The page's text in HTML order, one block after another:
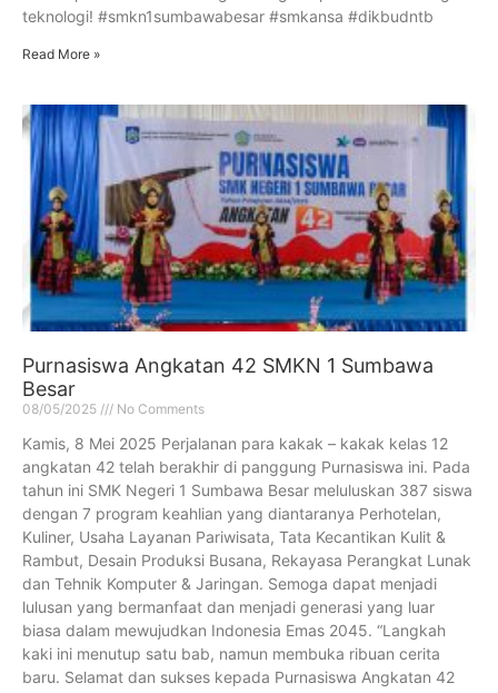
teknologi! #smkn1sumbawabesar #smkansa #dikbudntb
Read More »
Purnasiswa Angkatan 42 SMKN 1 Sumbawa
Besar
08/05/2025 No Comments
Kamis, 8 Mei 2025 Perjalanan para kakak – kakak kelas 12
angkatan 42 telah berakhir di panggung Purnasiswa ini. Pada
tahun ini SMK Negeri 1 Sumbawa Besar meluluskan 387 siswa
dengan 7 program keahlian yang diantaranya Perhotelan,
Kuliner, Usaha Layanan Pariwisata, Tata Kecantikan Kulit &
Rambut, Desain Produksi Busana, Rekayasa Perangkat Lunak
dan Tehnik Komputer & Jaringan. Semoga dapat menjadi
lulusan yang bermanfaat dan menjadi generasi yang luar
biasa dalam mewujudkan Indonesia Emas 2045. “Langkah
kaki ini menutup satu bab, namun membuka ribuan cerita
baru. Selamat dan sukses kepada Purnasiswa Angkatan 42